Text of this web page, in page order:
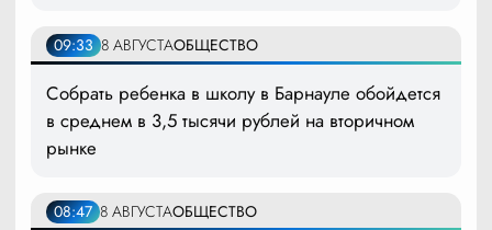
09:33 8 АВГУСТАОБЩЕСТВО
Собрать ребенка в школу в Барнауле обойдется
в среднем в 3,5 тысячи рублей на вторичном
рынке
08:47 8 АВГУСТАОБЩЕСТВО